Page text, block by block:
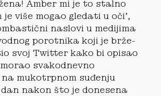
Amber mi je to stalno
više mogao gledati u oči’,
naslovi u medijima
porotnika koji je brže-
svoj Twitter kako bi opisao
svakodnevno
mukotrpnom suđenju
nakon što je donesena